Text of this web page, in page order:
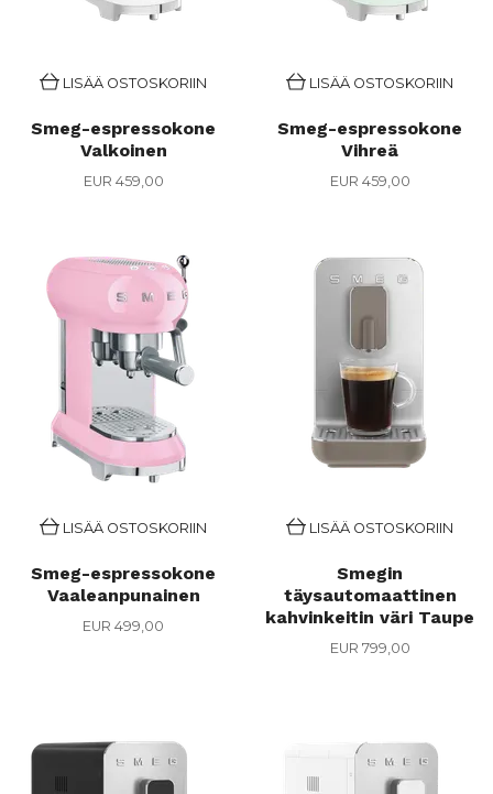
LISÄÄ OSTOSKORIIN
Smeg-espressokone
Valkoinen
EUR 459,00
LISÄÄ OSTOSKORIIN
Smeg-espressokone
Vihreä
EUR 459,00
LISÄÄ OSTOSKORIIN
Smeg-espressokone
Vaaleanpunainen
EUR 499,00
LISÄÄ OSTOSKORIIN
Smegin
täysautomaattinen
kahvinkeitin väri Taupe
EUR 799,00